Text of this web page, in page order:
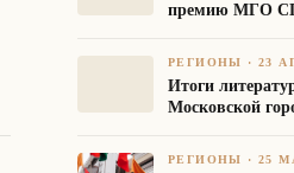
премию МГО
РЕГИОНЫ ·23
Итоги
Московской
РЕГИОНЫ ·25